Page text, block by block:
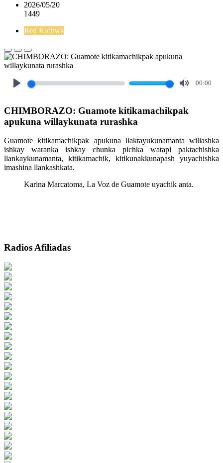
2026/05/20
1449
Red Kichwa
00:00
CHIMBORAZO: Guamote kitikamachikpak
apukuna willaykunata rurashka
Guamote kitikamachikpak apukuna llaktayukunamanta willashka
ishkay waranka ishkay chunka pichka watapi paktachishka
llankaykunamanta, kitikamachik, kitikunakkunapash yuyachishka
imashina llankashkata.
Karina Marcatoma, La Voz de Guamote uyachik anta.
Radios Afiliadas